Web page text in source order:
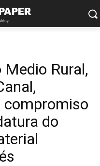
Medio Rural,
compromiso
do